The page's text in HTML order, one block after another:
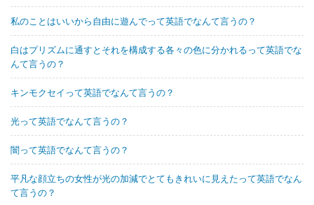
私のことはいいから自由に遊んでって英語でなんて言うの？
白はプリズムに通すとそれを構成する各々の色に分かれるって英語でな
んて言うの？
キンモクセイって英語でなんて言うの？
光って英語でなんて言うの？
闇って英語でなんて言うの？
平凡な顔立ちの女性が光の加減でとてもきれいに見えたって英語でなん
て言うの？